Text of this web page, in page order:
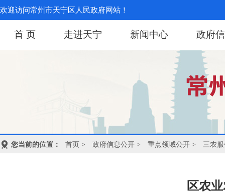
欢迎访问常州市天宁区人民政府网站！
首 页 走进天宁 新闻中心 政府
您当前的位置： 首页 > 政府信息公开 > 重点领域公开 > 三农
区农